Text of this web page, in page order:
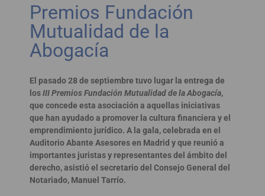
Premios Fundación
Mutualidad de la
Abogacía
El pasado 28 de septiembre tuvo lugar la entrega de
losIII Premios Fundación Mutualidad de la Abogacía,
que concede esta asociación a aquellas iniciativas
que han ayudado a promover la cultura financiera y el
emprendimiento jurídico. A la gala, celebrada en el
Auditorio Abante Asesores en Madrid y que reunió a
importantes juristas y representantes del ámbito del
derecho, asistió el secretario del Consejo General del
Notariado, Manuel Tarrío.